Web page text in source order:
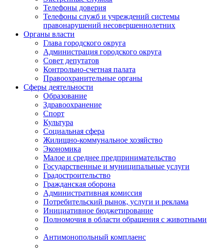
Телефоны доверия
Телефоны служб и учреждений системы
правонарушений несовершеннолетних
Органы власти
Глава городского округа
Администрация городcкого округа
Совет депутатов
Контрольно-счетная палата
Правоохранительные органы
Сферы деятельности
Образование
Здравоохранение
Спорт
Культура
Социальная сфера
Жилищно-коммунальное хозяйство
Экономика
Малое и среднее предпринимательство
Государственные и муниципальные услуги
Градостроительство
Гражданская оборона
Административная комиссия
Потребительский рынок, услуги и реклама
Инициативное бюджетирование
Полномочия в области обращения с животными
Антимонопольный комплаенс